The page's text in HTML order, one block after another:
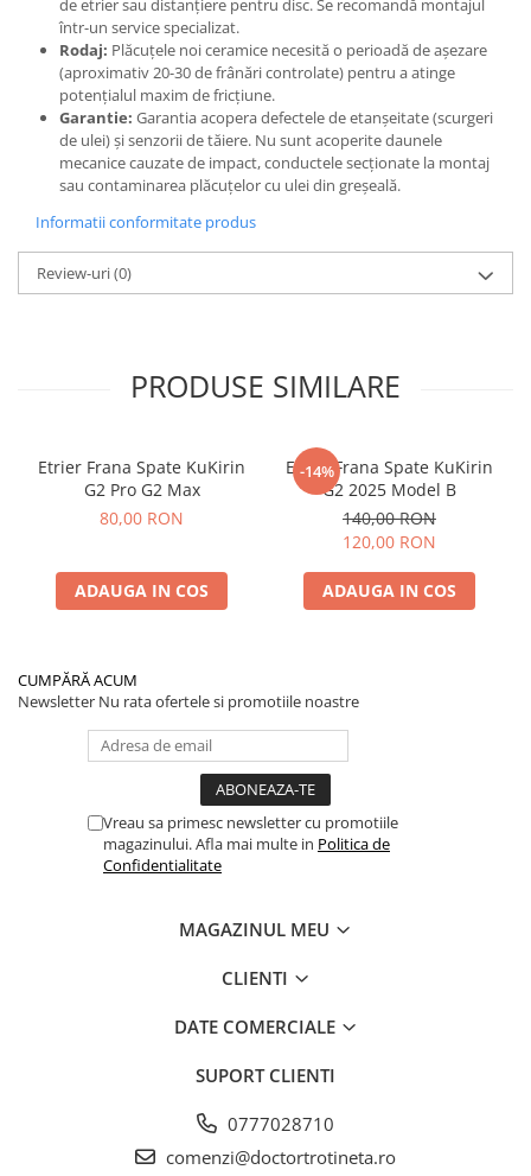
de etrier sau distanțiere pentru disc. Se recomandă montajul
într-un service specializat.
Rodaj: Plăcuțele noi ceramice necesită o perioadă de așezare
(aproximativ 20-30 de frânări controlate) pentru a atinge
potențialul maxim de fricțiune.
Garantie: Garantia acopera defectele de etanșeitate (scurgeri
de ulei) și senzorii de tăiere. Nu sunt acoperite daunele
mecanice cauzate de impact, conductele secționate la montaj
sau contaminarea plăcuțelor cu ulei din greșeală.
Informatii conformitate produs
Review-uri(0)
PRODUSE SIMILARE
Etrier Frana Spate KuKirin
G2 Pro G2 Max
80,00 RON
ADAUGA IN COS
-14%
Etrier Frana Spate KuKirin
G2 2025 Model B
140,00 RON
120,00 RON
ADAUGA IN COS
CUMPĂRĂ ACUM
Newsletter Nu rata ofertele si promotiile noastre
Vreau sa primesc newsletter cu promotiile
magazinului. Afla mai multe in Politica de
Confidentialitate
MAGAZINUL MEU
CLIENTI
DATE COMERCIALE
SUPORT CLIENTI
0777028710
comenzi@doctortrotineta.ro